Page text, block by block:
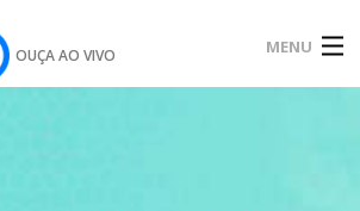
OUÇA AO VIVO MENU